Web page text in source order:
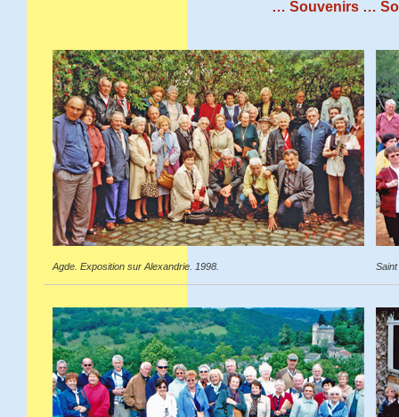
… Souvenirs …
Agde. Exposition sur Alexandrie. 1998.